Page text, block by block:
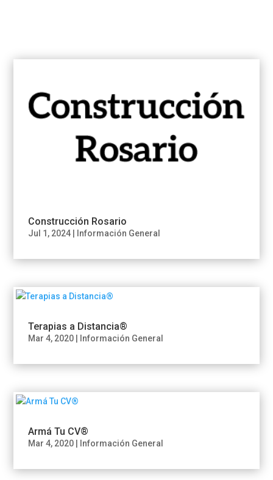
Construcción Rosario
Jul 1, 2024 | Información General
Terapias a Distancia®
Mar 4, 2020 Información General
Armá Tu CV®
Mar 4, 2020 Información General